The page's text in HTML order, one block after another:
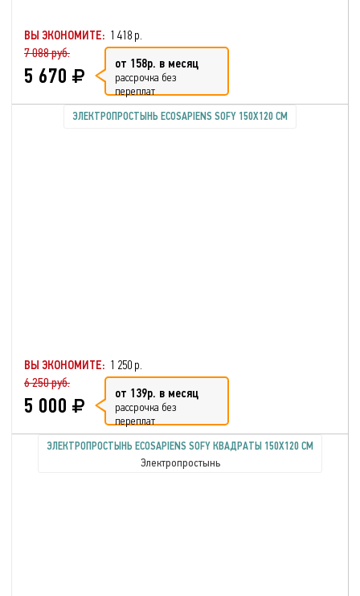
ВЫ ЭКОНОМИТЕ: 1 418 р.
7 088 руб.
5 670 от 158р. в месяц
рассрочка без
переплат
ЭЛЕКТРОПРОСТЫНЬ ECOSAPIENS SOFY 150Х120 СМ
ВЫ ЭКОНОМИТЕ: 1 250 р.
6 250 руб.
5 000 от 139р. в месяц
рассрочка без
переплат
ЭЛЕКТРОПРОСТЫНЬ ECOSAPIENS SOFY КВАДРАТЫ 150Х120 СМ
Электропростынь